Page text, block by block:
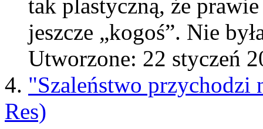
tak plastyczną, że
jeszcze „kogoś”. Nie
Utworzone: 22 styczeń
4. "Szaleństwo przychodzi
Res)